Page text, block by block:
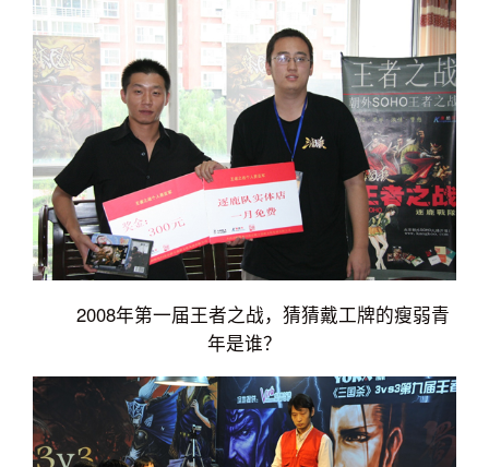
2008年第一届王者之战，猜猜戴工牌的瘦弱青
年是谁？